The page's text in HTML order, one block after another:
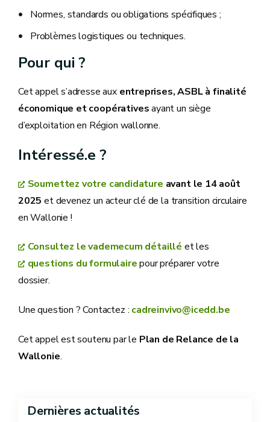
Normes, standards ou obligations spécifiques ;
Problèmes logistiques ou techniques.
Pour qui ?
Cet appel s’adresse aux entreprises, ASBL à finalité
économique et coopérativesayant un siège
d’exploitation en Région wallonne.
Intéressé.e ?
Soumettez votre candidature avant le 14 août
2025 et devenez un acteur clé de la transition circulaire
en Wallonie !
Consultez le vademecum détaillé et les
questions du formulairepour préparer votre
dossier.
Une question ? Contactez : cadreinvivo@icedd.be
Cet appel est soutenu par le Plan de Relance de la
Wallonie.
Dernières actualités